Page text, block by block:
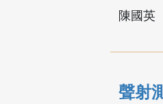
陳國英
聲射